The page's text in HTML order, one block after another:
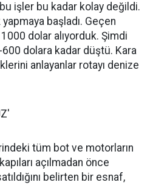
işler bu kadar kolay değildi.
başladı. Geçen
dolar alıyorduk. Şimdi
600 dolara kadar düştü. Kara
anlayanlar rotayı denize
tüm bot ve motorların
açılmadan önce
belirten bir esnaf,